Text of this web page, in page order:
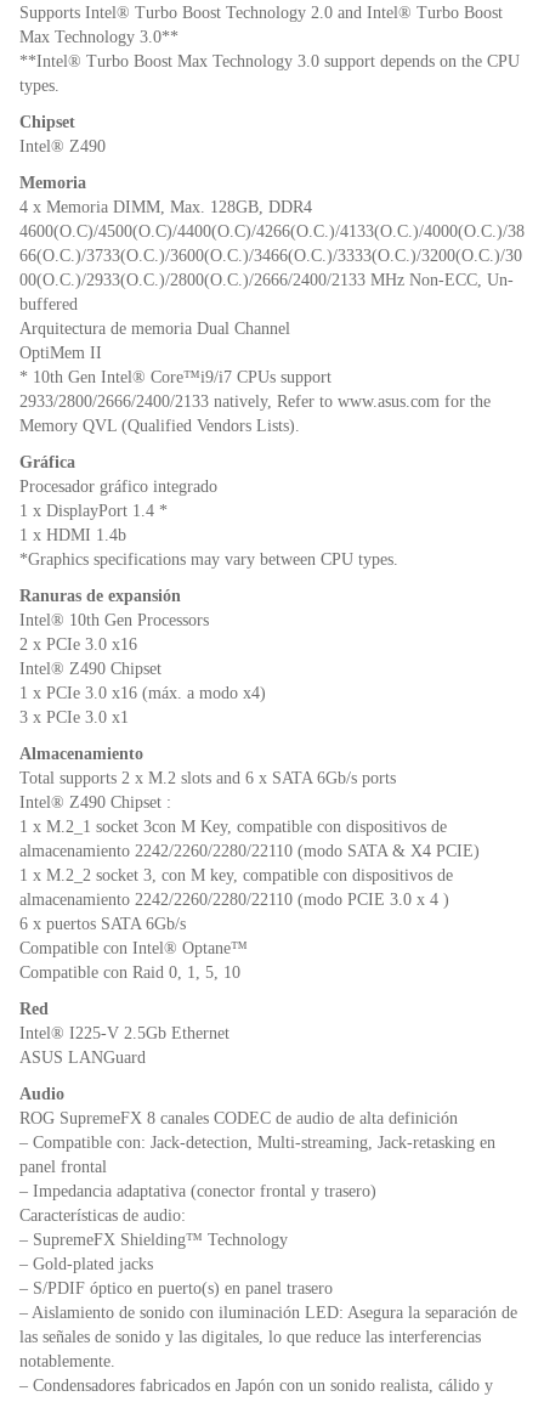
Supports Intel® Turbo Boost Technology 2.0 and Intel® Turbo Boost
Max Technology 3.0**
**Intel® Turbo Boost Max Technology 3.0 support depends on the CPU
types.
Chipset
Intel® Z490
Memoria
4 x Memoria DIMM, Max. 128GB, DDR4
4600(O.C)/4500(O.C)/4400(O.C)/4266(O.C.)/4133(O.C.)/4000(O.C.)/38
66(O.C.)/3733(O.C.)/3600(O.C.)/3466(O.C.)/3333(O.C.)/3200(O.C.)/30
00(O.C.)/2933(O.C.)/2800(O.C.)/2666/2400/2133 MHz Non-ECC, Un-
buffered
Arquitectura de memoria Dual Channel
OptiMem II
* 10th Gen Intel® Core™i9/i7 CPUs support
2933/2800/2666/2400/2133 natively, Refer to www.asus.com for the
Memory QVL (Qualified Vendors Lists).
Gráfica
Procesador gráfico integrado
1 x DisplayPort 1.4 *
1 x HDMI 1.4b
*Graphics specifications may vary between CPU types.
Ranuras de expansión
Intel® 10th Gen Processors
2 x PCIe 3.0 x16
Intel® Z490 Chipset
1 x PCIe 3.0 x16 (máx. a modo x4)
3 x PCIe 3.0 x1
Almacenamiento
Total supports 2 x M.2 slots and 6 x SATA 6Gb/s ports
Intel® Z490 Chipset :
1 x M.2_1 socket 3con M Key, compatible con dispositivos de
almacenamiento 2242/2260/2280/22110 (modo SATA & X4 PCIE)
1 x M.2_2 socket 3, con M key, compatible con dispositivos de
almacenamiento 2242/2260/2280/22110 (modo PCIE 3.0 x 4 )
6 x puertos SATA 6Gb/s
Compatible con Intel® Optane™
Compatible con Raid 0, 1, 5, 10
Red
Intel® I225-V 2.5Gb Ethernet
ASUS LANGuard
Audio
ROG SupremeFX 8 canales CODEC de audio de alta definición
– Compatible con: Jack-detection, Multi-streaming, Jack-retasking en
panel frontal
– Impedancia adaptativa (conector frontal y trasero)
Características de audio:
– SupremeFX Shielding™ Technology
– Gold-plated jacks
– S/PDIF óptico en puerto(s) en panel trasero
– Aislamiento de sonido con iluminación LED: Asegura la separación de
las señales de sonido y las digitales, lo que reduce las interferencias
notablemente.
– Condensadores fabricados en Japón con un sonido realista, cálido y